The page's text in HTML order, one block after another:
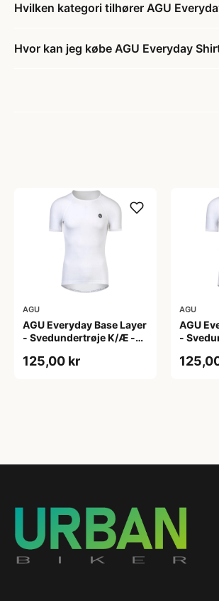
Hvilken kategori tilhører AGU
Hvor kan jeg købe AGU Everyday
AGU
AGU Everyday Base Layer
- Svedundertrøje K/Æ -
125,00 kr
AGU
AGU
-